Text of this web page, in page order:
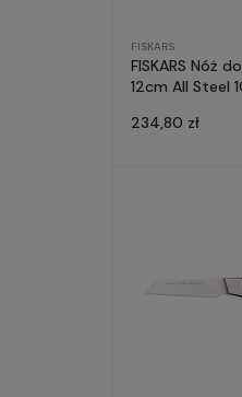
FISKARS
FISKARS Nóż
12cm All Steel
234,80 zł